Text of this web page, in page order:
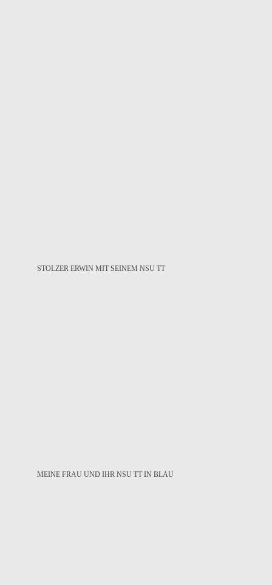
STOLZER ERWIN MIT SEINEM NSU TT
MEINE FRAU UND IHR NSU TT IN BLAU